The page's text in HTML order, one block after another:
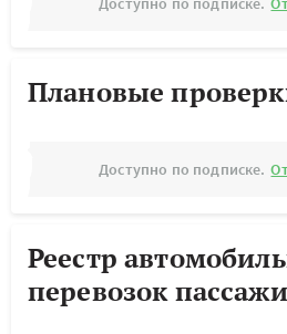
Плановые
Доступно по подписке.
Реестр
перевозок